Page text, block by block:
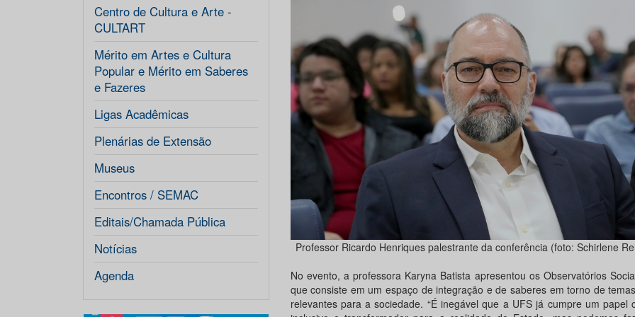
Centro de Cultura e Arte -
CULTART
Mérito em Artes e Cultura
Popular e Mérito em Saberes
e Fazeres
Ligas Acadêmicas
Plenárias de Extensão
Museus
Encontros / SEMAC
Editais/Chamada Pública
Notícias
Agenda
Professor Ricardo Henriques palestrante da conferência (foto: Schirlene
No evento, a professora Karyna Batista apresentou os Observatórios
que consiste em um espaço de integração e de saberes em torno de
relevantes para a sociedade. “É inegável que a UFS já cumpre um papel